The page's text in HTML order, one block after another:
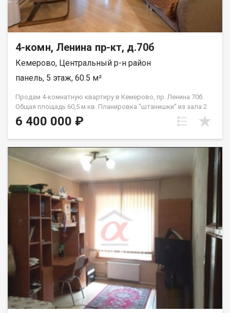
Гарантия юридической чистоты сделки от компании, которая
работает на рынке недвижимости с 2010 года! Тиханова
Анастасия
4-комн, Ленина пр-кт, д.70б
Кемерово, Центральный р-н район
панель, 5 этаж, 60.5 м²
Продам 4-комнатную квартиру в Кемерово, пр. Ленина 70б.
Общая площадь 60,5 м.кв. Планировка "штанишки" из зала 2
спальни. Угловая, но очень теплая. Преимущества квартиры:
Квартира в хорошем состоянии. Сделан капитальный ремонт:
плитка, трубы заменены на медь, установлена хорошая
сантехника. Санузел совмещен, выложен кафелем.
Преимущества локации: Прекрасный Центральный район. Вся
необходимая инфраструктура находится в шаговой
доступности: школа 31, детские сады, магазины, аптеки.
Отличная транспортная развязка. Дом находится во дворе
вдали от шума и пыли транспорта. Приличные соседи.
Подходит для большой семьи с разнополыми или
разновозрастными детьми. Жить здесь одно удовольствие!
Юридическая информация: • Два взрослых собственника с
1997г. • Полная готовность к сделке. • Подходит под все виды
расчетов (ипотека, наличные, использование маткапитала).
6 400 000 ₽